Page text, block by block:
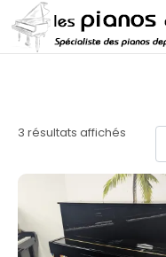
3 résultats affichés